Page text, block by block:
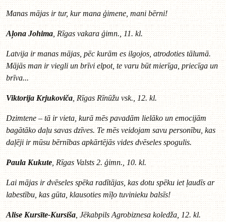
Manas mājas ir tur, kur mana ģimene, mani bērni!
Aļona Johima, Rīgas vakara ģimn., 11. kl.
Latvija ir manas mājas, pēc kurām es ilgojos, atrodoties tālumā.
Mājās man ir viegli un brīvi elpot, te varu būt mierīga, priecīga un
brīva...
Viktorija Krjukoviča, Rīgas Rīnūžu vsk., 12. kl.
Dzimtene – tā ir vieta, kurā mēs pavadām lielāko un emocijām
bagātāko daļu savas dzīves. Te mēs veidojam savu personību, kas
daļēji ir mūsu bērnības apkārtējās vides dvēseles spogulis.
Paula Kukute, Rīgas Valsts 2. ģimn., 10. kl.
Lai mājas ir dvēseles spēka radītājas, kas dotu spēku iet ļaudīs ar
labestību, kas gūta, klausoties mīļo tuvinieku balsīs!
Alise Kursīte-Kursiša, Jēkabpils Agrobiznesa koledža, 12. kl.